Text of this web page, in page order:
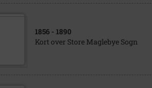
1856 - 1890
Kort over Store Maglebye Sogn